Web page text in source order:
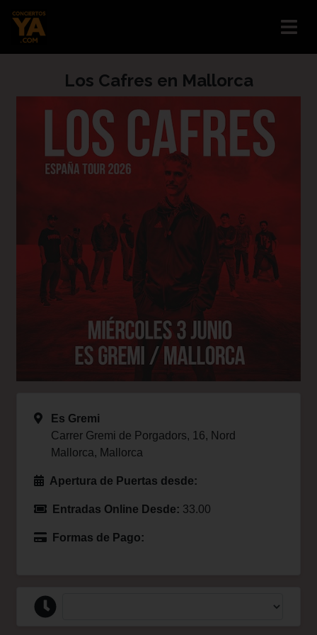
Los Cafres en Mallorca
Es Gremi
Carrer Gremi de Porgadors, 16, Nord
Mallorca, Mallorca
Apertura de Puertas desde:
Entradas Online Desde: 33.00
Formas de Pago: